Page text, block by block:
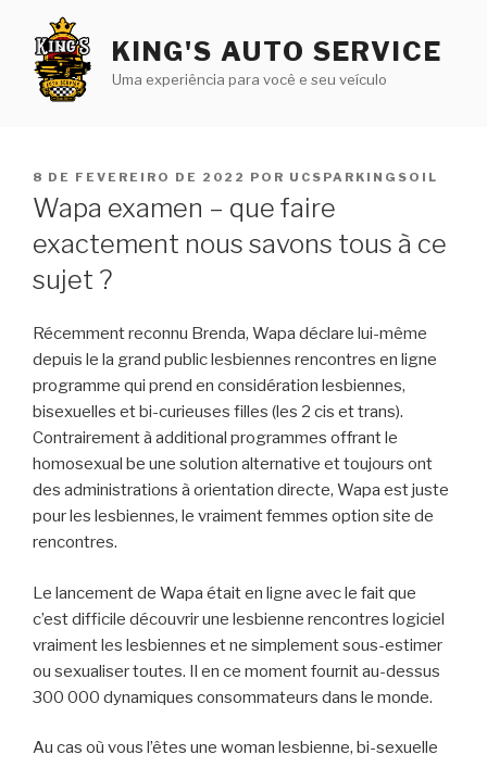
conteúdo
KING'S AUTO SERVICE
Uma experiência para você e seu veículo
PUBLICADO
EM
8 DE FEVEREIRO DE 2022 POR UCSPARKINGSOIL
Wapa examen – que faire
exactement nous savons tous à ce
sujet ?
Récemment reconnu Brenda, Wapa déclare lui-même
depuis le la grand public lesbiennes rencontres en ligne
programme qui prend en considération lesbiennes,
bisexuelles et bi-curieuses filles (les 2 cis et trans).
Contrairement à additional programmes offrant le
homosexual be une solution alternative et toujours ont
des administrations à orientation directe, Wapa est juste
pour les lesbiennes, le vraiment femmes option site de
rencontres.
Le lancement de Wapa était en ligne avec le fait que
c’est difficile découvrir une lesbienne rencontres logiciel
vraiment les lesbiennes et ne simplement sous-estimer
ou sexualiser toutes. Il en ce moment fournit au-dessus
300 000 dynamiques consommateurs dans le monde.
Au cas où vous l’êtes une woman lesbienne, bi-sexuelle